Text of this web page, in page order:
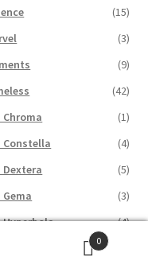
(15)
(3)
(9)
(42)
(1)
Constella
(4)
(5)
(3)
Hyperbola
(4)
0